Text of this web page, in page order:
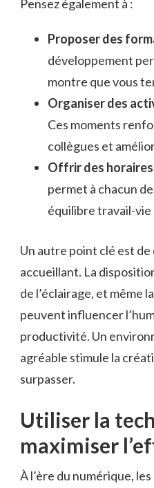
Pensez également à :
Proposer des
développement
montre que vous
Organiser des
Ces moments
collègues et
Offrir des
permet à chacun
équilibre travail-vie
Un autre point clé est
accueillant. La
de l’éclairage, et même
peuvent influencer
productivité. Un
agréable stimule la
surpasser.
Utiliser la
maximiser
À l’ère du numérique,